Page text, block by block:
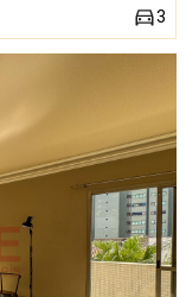
3